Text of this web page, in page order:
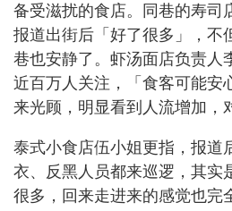
备受滋扰的食店。同巷的寿司
报道出街后「好了很多」，不
巷也安静了。虾汤面店负责人
近百万人关注，「食客可能安
来光顾，明显看到人流增加，
泰式小食店伍小姐更指，报道
衣、反黑人员都来巡逻，其实
很多，回来走进来的感觉也完